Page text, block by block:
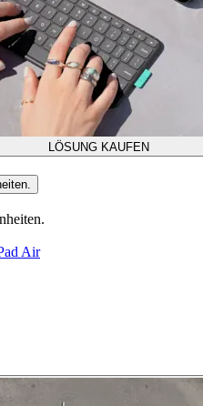
LÖSUNG KAUFEN
Air